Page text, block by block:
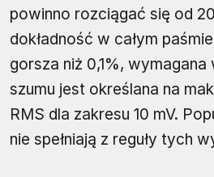
powinno rozciągać się od
dokładność w całym
gorsza niż 0,1%, wymagana
szumu jest określana na
RMS dla zakresu 10 mV.
nie spełniają z reguły tych